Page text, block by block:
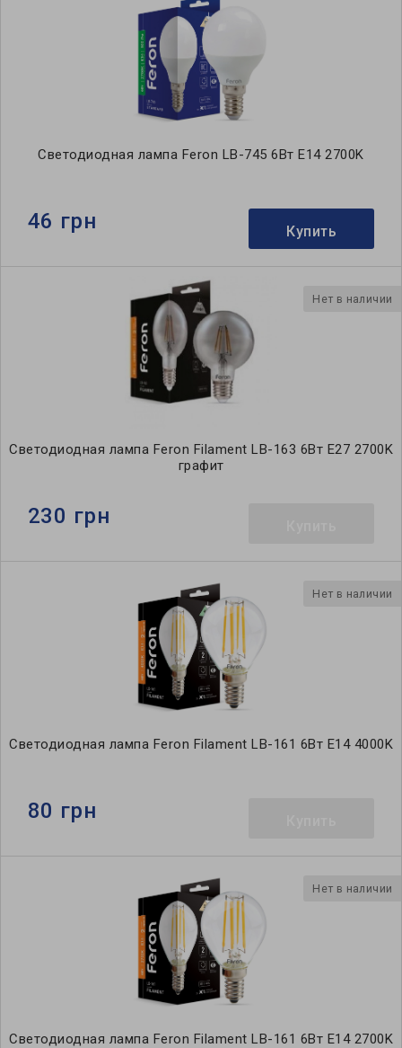
Светодиодная лампа Feron LB-745 6Вт E14 2700K
46 грн Купить
Нет в наличии
Светодиодная лампа Feron Filament LB-163 6Вт E27 2700K
графит
230 грн
Нет в наличии
Светодиодная лампа Feron Filament LB-161 6Вт E14 4000K
80 грн
Нет в наличии
Светодиодная лампа Feron Filament LB-161 6Вт E14 2700K